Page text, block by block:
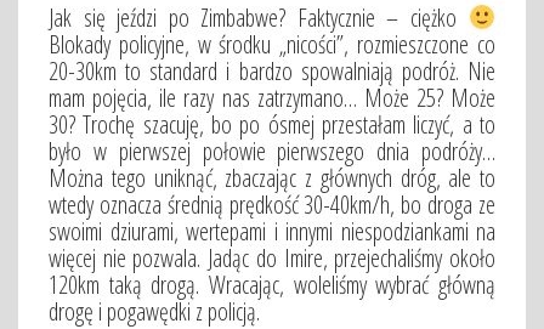
Jak się jeździ po Zimbabwe? Faktycznie – ciężko
Blokady policyjne, w środku „nicości”, rozmieszczone co
20-30km to standard i bardzo spowalniają podróż. Nie
mam pojęcia, ile razy nas zatrzymano… Może 25? Może
30? Trochę szacuję, bo po ósmej przestałam liczyć, a to
było w pierwszej połowie pierwszego dnia podróży…
Można tego uniknąć, zbaczając z głównych dróg, ale to
wtedy oznacza średnią prędkość 30-40km/h, bo droga ze
swoimi dziurami, wertepami i innymi niespodziankami na
więcej nie pozwala. Jadąc do Imire, przejechaliśmy około
120km taką drogą. Wracając, woleliśmy wybrać główną
drogę i pogawędki z policją.